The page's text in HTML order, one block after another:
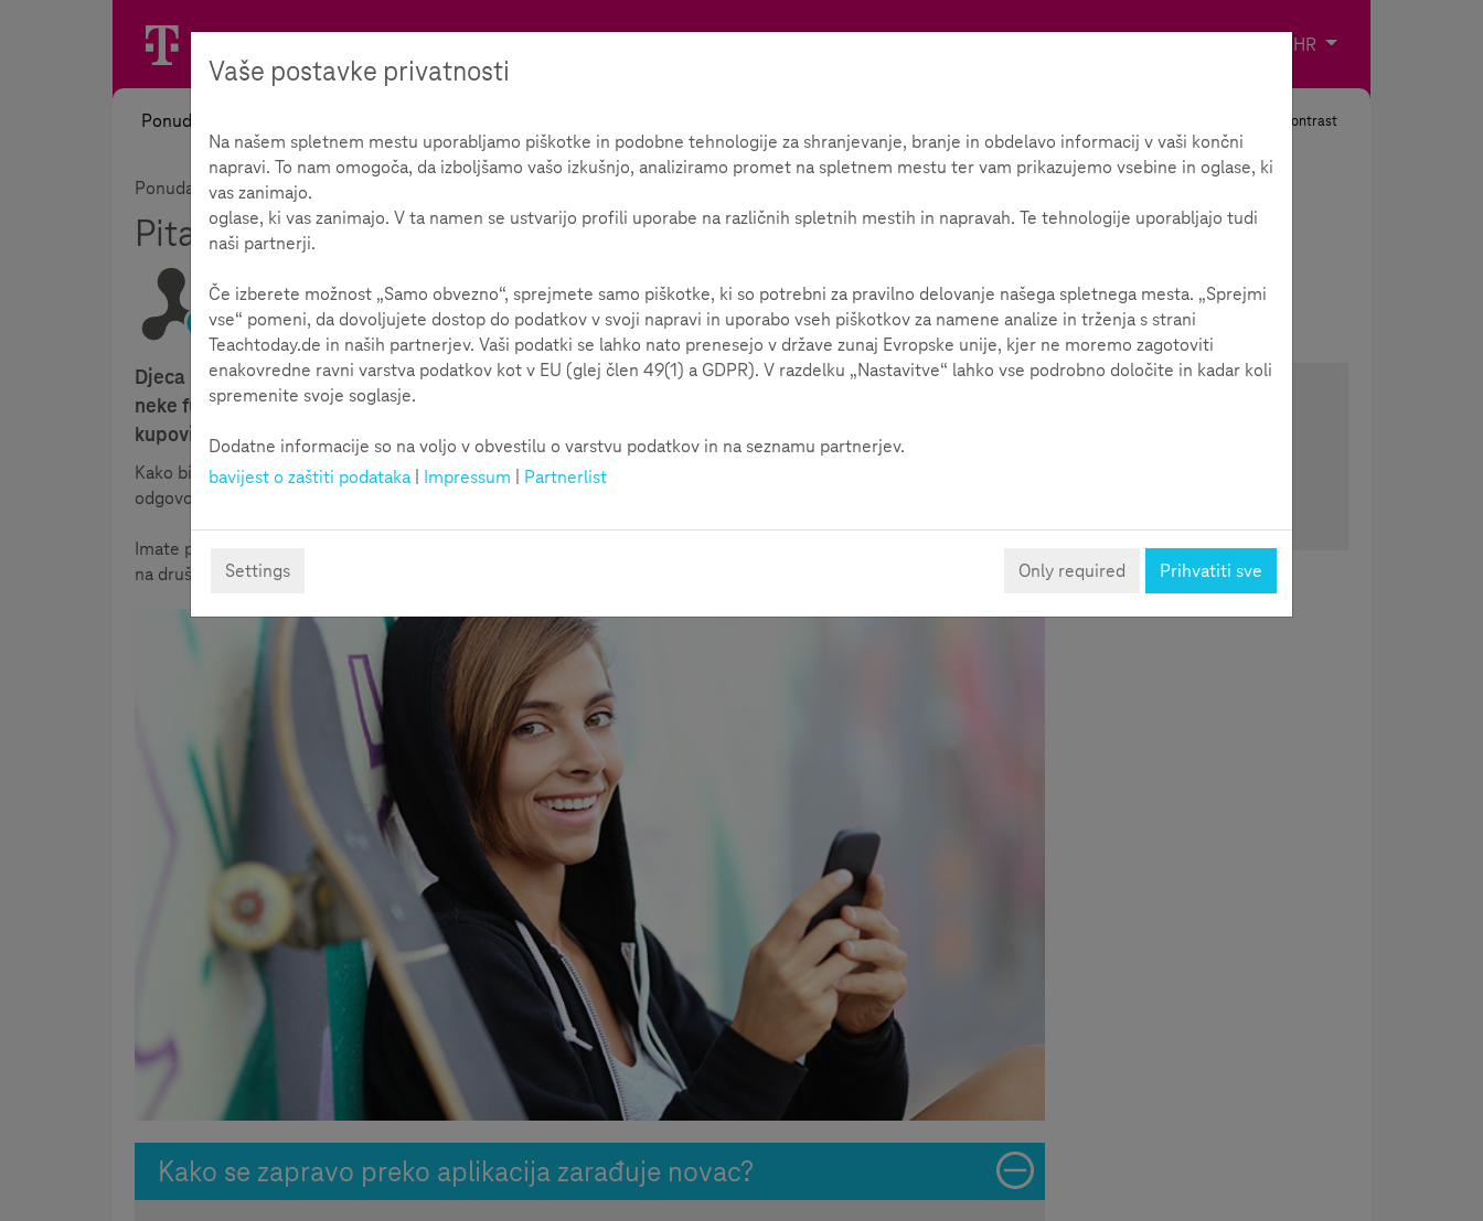
HR Odaberite jezik
Ponuda Kontrast
Ponuda Informirati
Pitanja i odgovori
Vrijeme čitanja:3minute
Djeca svaki tjedan u školi čuju za nove aplikacije koje odmah žele isprobati. One međutim često imaju
neke funkcije koje lako zbune odrasle. Tako nastaju otvorena pitanja. Kako primjerice postupati s
kupovinom preko aplikacije?
Kako biste na sljedeća pitanja djece ili učenika ispravno postupili, ovdje smo saželi najčešća pitanja i odgovarajuće
odgovore.
Imate pitanje koje ovdje nije obuhvaćeno? Pošaljite nam ga! E-poštom na kontakt@teachtoday.de ili putem kanala
na društvenim medijima.
Kako se zapravo preko aplikacija zarađuje novac?
Podijeli članak
Vaše postavke privatnosti
Na našem spletnem mestu uporabljamo piškotke in podobne tehnologije za shranjevanje, branje in obdelavo informacij v vaši končni
napravi. To nam omogoča, da izboljšamo vašo izkušnjo, analiziramo promet na spletnem mestu ter vam prikazujemo vsebine in oglase, ki
vas zanimajo.
oglase, ki vas zanimajo. V ta namen se ustvarijo profili uporabe na različnih spletnih mestih in napravah. Te tehnologije uporabljajo tudi
naši partnerji.
Če izberete možnost „Samo obvezno“, sprejmete samo piškotke, ki so potrebni za pravilno delovanje našega spletnega mesta. „Sprejmi
vse“ pomeni, da dovoljujete dostop do podatkov v svoji napravi in uporabo vseh piškotkov za namene analize in trženja s strani
Teachtoday.de in naših partnerjev. Vaši podatki se lahko nato prenesejo v države zunaj Evropske unije, kjer ne moremo zagotoviti
enakovredne ravni varstva podatkov kot v EU (glej člen 49(1) a GDPR). V razdelku „Nastavitve“ lahko vse podrobno določite in kadar koli
spremenite svoje soglasje.
Dodatne informacije so na voljo v obvestilu o varstvu podatkov in na seznamu partnerjev.
bavijest o zaštiti podataka
Impressum Partnerlist
Settings Only required Prihvatiti sve